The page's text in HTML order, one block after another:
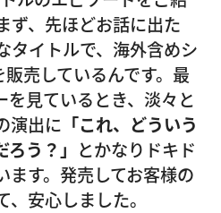
ず、先ほどお話に出た
タイトルで、海外含めシ
売しているんです。最
見ているとき、淡々と
演出に 「これ、どういう
う？」 とかなりドキド
ます。発売してお客様の
安心しました。